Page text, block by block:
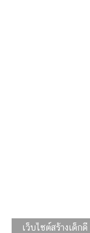
เว็บไซต์สร้างเด็กดี